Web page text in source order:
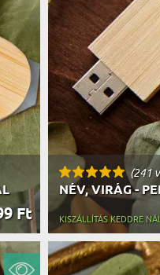
Ft
(241
NÉV, VIRÁG -
KISZÁLLÍTÁS KEDDRE